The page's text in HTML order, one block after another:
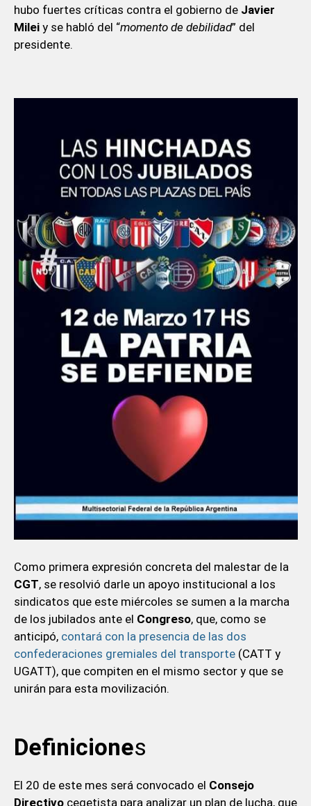
hubo fuertes críticas contra el gobierno de Javier
Mileiy se habló del “momento de debilidad” del
presidente.
Como primera expresión concreta del malestar de la
CGT, se resolvió darle un apoyo institucional a los
sindicatos que este miércoles se sumen a la marcha
de los jubilados ante el Congreso, que, como se
anticipó, contará con la presencia de las dos
confederaciones gremiales del transporte(CATT y
UGATT), que compiten en el mismo sector y que se
unirán para esta movilización.
Definiciones
El 20 de este mes será convocado el Consejo
Directivocegetista para analizar un plan de lucha, que